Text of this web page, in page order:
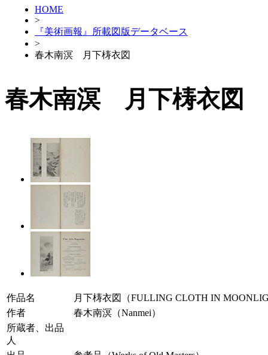
HOME
>
『美術画報』所載図版データベース
>
春木南溟 月下梼衣図
春木南溟 月下梼衣図
作品名
月下梼衣図（FULLING CLOTH IN
作者
春木南溟（Nanmei）
所蔵者、出品
人